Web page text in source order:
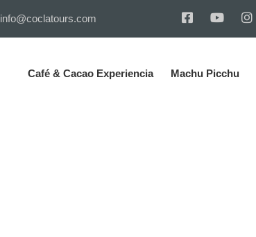
info@coclatours.com
Café & Cacao Experiencia Machu Picchu